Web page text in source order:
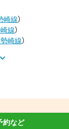
崎線）
線）
崎線）
約など